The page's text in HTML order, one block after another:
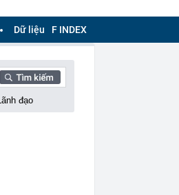
Dữ liệu F INDEX
đạo